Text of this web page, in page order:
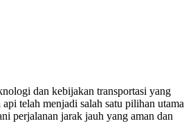
dan kebijakan transportasi yang
telah menjadi salah satu pilihan utama
perjalanan jarak jauh yang aman dan